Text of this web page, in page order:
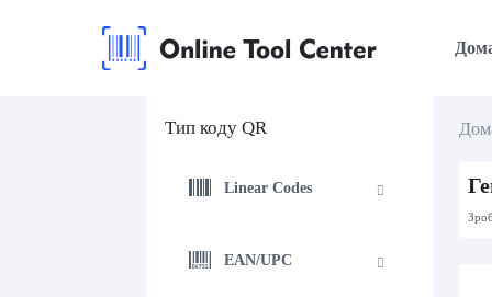
Тип коду QR
Linear Codes
EAN/UPC